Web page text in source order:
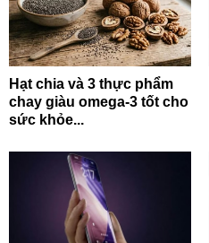
Hạt chia và 3 thực phẩm
chay giàu omega-3 tốt cho
sức khỏe...